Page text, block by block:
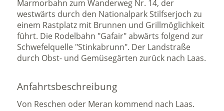
Marmorbahn zum Wanderweg Nr. 14, der
westwärts durch den Nationalpark Stilfserjoch zu
einem Rastplatz mit Brunnen und Grillmöglichkeit
führt. Die Rodelbahn "Gafair" abwärts folgend zur
Schwefelquelle "Stinkabrunn". Der Landstraße
durch Obst- und Gemüsegärten zurück nach Laas.
Anfahrtsbeschreibung
Von Reschen oder Meran kommend nach Laas.